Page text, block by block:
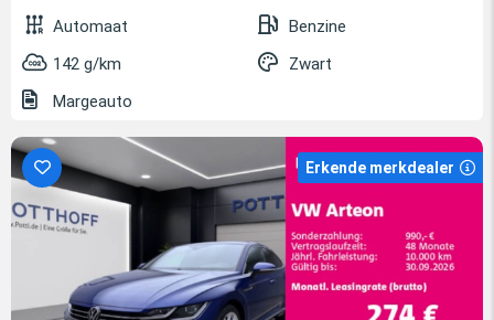
Automaat
Benzine
142 g/km
Zwart
Margeauto
Erkende merkdealer